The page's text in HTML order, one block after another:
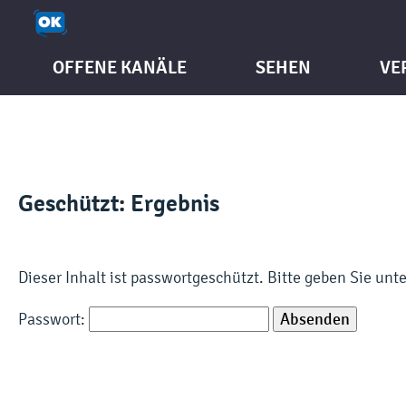
OFFENE KANÄLE SEHEN
Geschützt: Ergebnis
Dieser Inhalt ist passwortgeschützt. Bitte geben Sie
Passwort: